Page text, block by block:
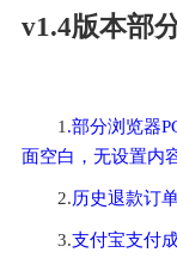
v1.4版本部
1 .部分浏览器
面空白，无设置内
2.历史退款订
3.支付宝支付